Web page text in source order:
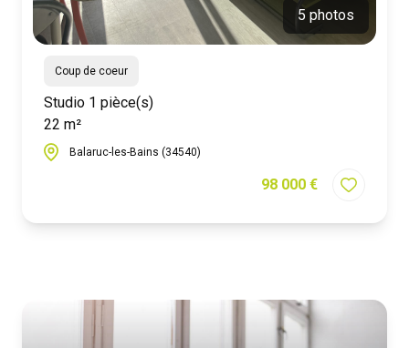
5 photos
Coup de coeur
Studio 1 pièce(s)
22 m²
Balaruc-les-Bains (34540)
98 000 €